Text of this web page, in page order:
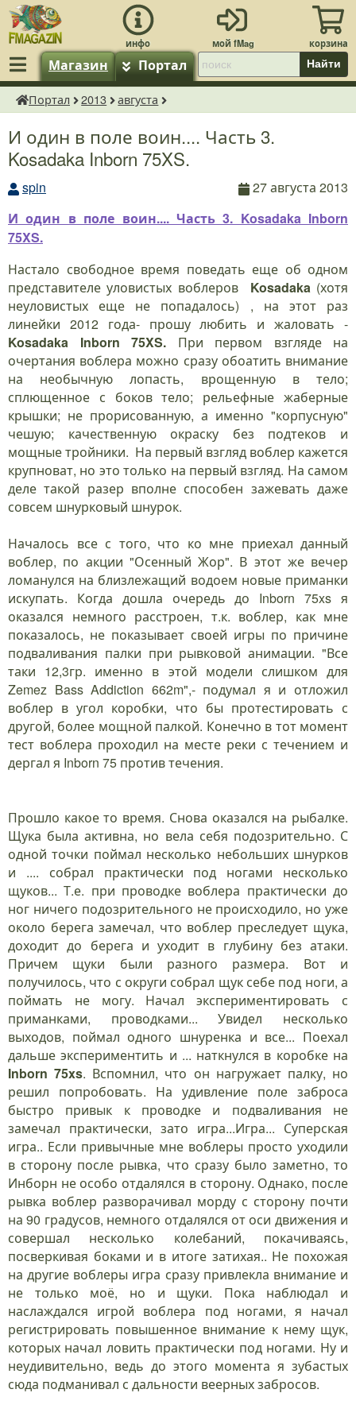
Магазин Портал Найти
fMagazin.ru
Портал 2013 августа
И один в поле воин.... Часть 3.
Kosadaka Inborn 75XS.
spin
27 августа 2013
И один в поле воин.... Часть 3. Kosadaka Inborn
75XS.
Настало свободное время поведать еще об одном
представителе уловистых воблеров
Kosadaka(хотя
неуловистых еще не попадалось) , на этот раз
линейки 2012 года- прошу любить и жаловать -
Kosadaka Inborn 75XS. При первом взгляде на
очертания воблера можно сразу обоатить внимание
на необычную лопасть, врощенную в тело;
сплющенное с боков тело; рельефные жаберные
крышки; не прорисованную, а именно "корпусную"
чешую; качественную окраску без подтеков и
мощные тройники. На первый взгляд воблер кажется
крупноват, но это только на первый взгляд. На самом
деле такой разер вполне способен зажевать даже
совсем шнурковый шнурок.
Началось все с того, что ко мне приехал данный
воблер, по акции "Осенный Жор". В этот же вечер
ломанулся на близлежащий водоем новые приманки
искупать. Когда дошла очередь до Inborn 75xs я
оказался немного расстроен, т.к. воблер, как мне
показалось, не показывает своей игры по причине
подваливания палки при рывковой анимации. "Все
таки 12,3гр. именно в этой модели слишком для
Zemez Bass Addiction 662m",- подумал я и отложил
воблер в угол коробки, что бы протестировать с
другой, более мощной палкой. Конечно в тот момент
тест воблера проходил на месте реки с течением и
дергал я Inborn 75 против течения.
Прошло какое то время. Снова оказался на рыбалке.
Щука была активна, но вела себя подозрительно. С
одной точки поймал несколько небольших шнурков
и .... собрал практически под ногами несколько
щуков... Т.е. при проводке воблера практически до
ног ничего подозрительного не происходило, но уже
около берега замечал, что воблер преследует щука,
доходит до берега и уходит в глубину без атаки.
Причем щуки были разного размера. Вот и
получилось, что с округи собрал щук себе под ноги, а
поймать не могу. Начал экспериментировать с
приманками, проводками... Увидел несколько
выходов, поймал одного шнуренка и все... Поехал
дальше экспериментить и ... наткнулся в коробке на
Inborn 75xs. Вспомнил, что он нагружает палку, но
решил попробовать. На удивление поле заброса
быстро привык к проводке и подваливания не
замечал практически, зато игра...Игра... Суперская
игра.. Если привычные мне воблеры просто уходили
в сторону после рывка, что сразу было заметно, то
Инборн не особо отдалялся в сторону. Однако, после
рывка воблер разворачивал морду с сторону почти
на 90 градусов, немного отдалялся от оси движения и
совершал несколько колебаний, покачиваясь,
посверкивая боками и в итоге затихая.. Не похожая
на другие воблеры игра сразу привлекла внимание и
не только моё, но и щуки. Пока наблюдал и
наслаждался игрой воблера под ногами, я начал
регистрировать повышенное внимание к нему щук,
которых начал ловить практически под ногами. Ну и
неудивительно, ведь до этого момента я зубастых
сюда подманивал с дальности веерных забросов.